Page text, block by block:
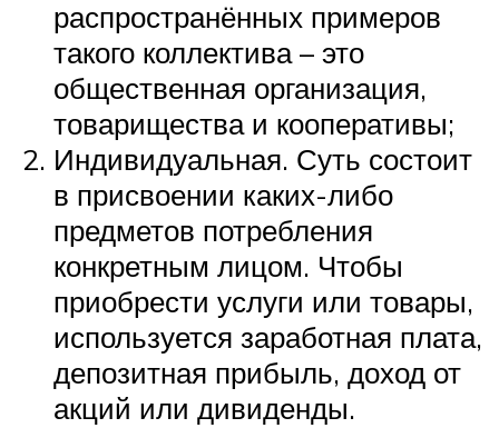
распространённых примеров
такого коллектива – это
общественная организация,
товарищества и кооперативы;
Индивидуальная. Суть состоит
в присвоении каких-либо
предметов потребления
конкретным лицом. Чтобы
приобрести услуги или товары,
используется заработная плата,
депозитная прибыль, доход от
акций или дивиденды.